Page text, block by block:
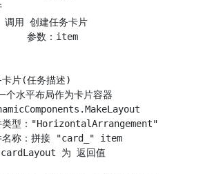
用 创建任务卡片
参数：item
片(任务描述)
水平布局作为卡片容器
型："HorizontalArrangement"
称：拼接 "card_" item
为 返回值